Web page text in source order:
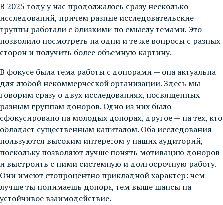
В 2025 году у нас продолжалось сразу несколько
исследований, причем разные исследовательские
группы работали с близкими по смыслу темами. Это
позволило посмотреть на одни и те же вопросы с разных
сторон и получить более объемную картину.
В фокусе была тема работы с донорами — она актуальна
для любой некоммерческой организации. Здесь мы
говорим сразу о двух исследованиях, посвященных
разным группам доноров. Одно из них было
сфокусировано на молодых донорах, другое — на тех, кто
обладает существенным капиталом. Оба исследования
пользуются высоким интересом у наших аудиторий,
поскольку позволяют лучше понять мотивацию доноров
и выстроить с ними системную и долгосрочную работу.
Они имеют стопроцентно прикладной характер: чем
лучше ты понимаешь донора, тем выше шансы на
устойчивое взаимодействие.